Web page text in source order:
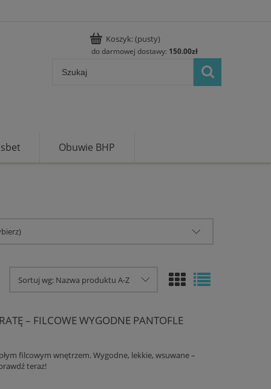
Koszyk:(pusty)
do darmowej dostawy: 150.00zł
Obuwie BHP
Sortuj wg: Nazwa produktu A-Z
– FILCOWE WYGODNE PANTOFLE
filcowym wnętrzem. Wygodne, lekkie, wsuwane –
teraz!